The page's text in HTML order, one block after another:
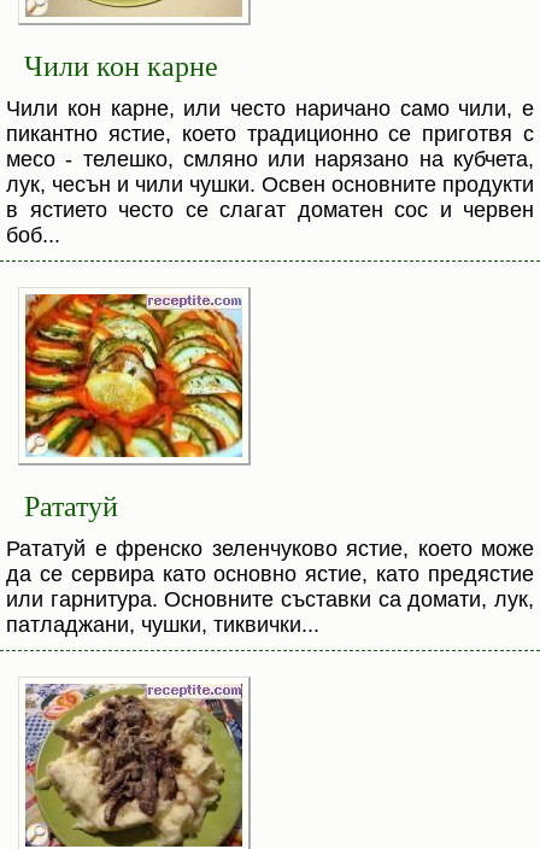
Чили кон карне
Чили кон карне, или често наричано само чили, е
пикантно ястие, което традиционно се приготвя с
месо - телешко, смляно или нарязано на кубчета,
лук, чесън и чили чушки. Освен основните продукти
в ястието често се слагат доматен сос и червен
боб...
Рататуй
Рататуй е френско зеленчуково ястие, което може
да се сервира като основно ястие, като предястие
или гарнитура. Основните съставки са домати, лук,
патладжани, чушки, тиквички...